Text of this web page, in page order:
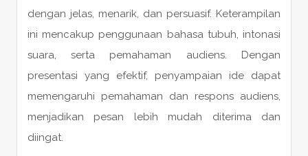
dengan jelas, menarik, dan persuasif. Keterampilan
ini mencakup penggunaan bahasa tubuh, intonasi
suara, serta pemahaman audiens. Dengan
presentasi yang efektif, penyampaian ide dapat
memengaruhi pemahaman dan respons audiens,
menjadikan pesan lebih mudah diterima dan
diingat.